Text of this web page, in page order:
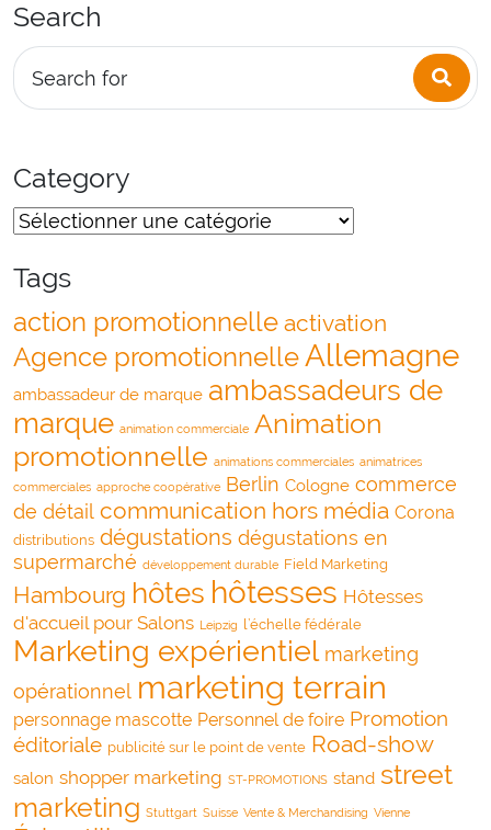
Search
Search for
Category
Tags
action promotionnelle activation
Agence promotionnelleAllemagne
ambassadeur de marque ambassadeurs de
marque animation commerciale Animation
promotionnelle animations commerciales animatrices
commerciales approche coopérative Berlin Cologne commerce
de détail communication hors média Corona
distributions dégustations dégustations en
supermarché développement durable Field Marketing
Hambourg hôtes hôtesses Hôtesses
d'accueil pour Salons Leipzig l’échelle fédérale
Marketing expérientiel marketing
opérationnel marketing terrain
personnage mascotte Personnel de foire Promotion
éditoriale publicité sur le point de vente Road-show
salon shopper marketing ST-PROMOTIONS stand street
marketing Stuttgart Suisse Vente & Merchandising Vienne